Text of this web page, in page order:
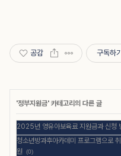
공감 구독하기
'정부지원금' 카테고리의 다른 글
2025년 영유아보육료 지원금과 신청
청소년방과후아카데미 프로그램으로
원 (0)